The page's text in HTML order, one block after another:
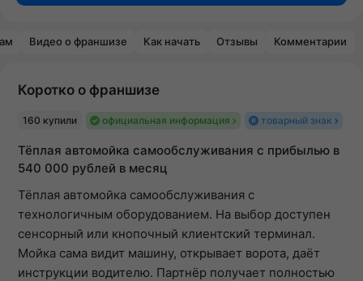
Видео о франшизе Как начать Отзывы Комментарии
Коротко о франшизе
160 купили официальная информация товарный знак
Тёплая автомойка самообслуживания с прибылью в
540 000 рублей в месяц
Тёплая автомойка самообслуживания с
технологичным оборудованием. На выбор доступен
сенсорный или кнопочный клиентский терминал.
Мойка сама видит машину, открывает ворота, даёт
инструкции водителю. Партнёр получает полностью